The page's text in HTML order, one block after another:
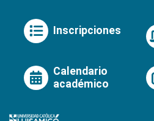
Inscripciones
Calendario
académico